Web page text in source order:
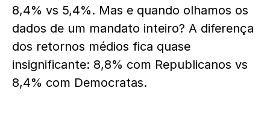
8,4% vs 5,4%. Mas e quando olhamos os
dados de um mandato inteiro? A diferença
dos retornos médios fica quase
insignificante: 8,8% com Republicanos vs
8,4% com Democratas.